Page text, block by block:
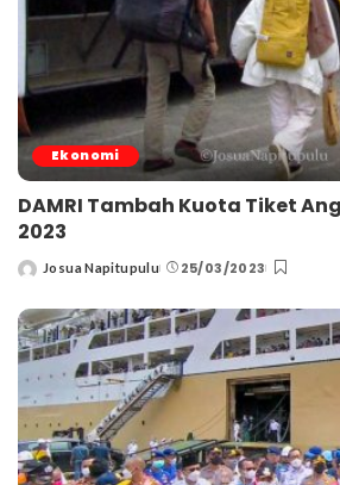
Ekonomi
DAMRI Tambah Kuota Tiket
2023
Posted
Josua Napitupulu 25/03/2023